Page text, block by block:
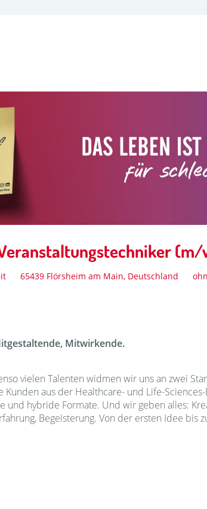
65439 Flörsheim am Main, Deutschland
Mitwirkende.
vielen Talenten widmen wir uns an zwei
Kunden aus der Healthcare- und Life-
und hybride Formate. Und wir geben alles:
Begeisterung. Von der ersten Idee bis